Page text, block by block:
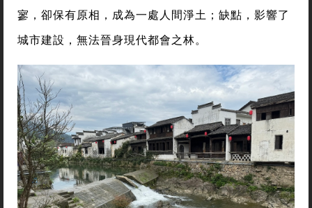
寥，卻保有原相，成為一處人間淨土；缺點，影響了
城市建設，無法晉身現代都會之林。